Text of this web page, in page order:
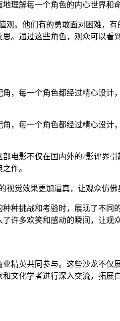
理解每一个角色的内心世界和命
。他们有的勇敢面对困难，
。通过这些角色，观众可以看
，每一个角色都经过精心设
，每一个角色都经过精心设
影不仅在国内外的?影评界
作。
觉效果更加逼真，让观众仿佛
种挑战和考验时，展现了不
许多欢笑和感动的瞬间，让观
精英共同参与。这些沙龙不
文化学者进行深入交流，拓展